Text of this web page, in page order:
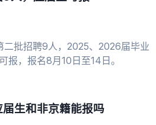
二批招聘9人，2025、2026届毕业
报，报名8月10日至14日。
生和非京籍能报吗